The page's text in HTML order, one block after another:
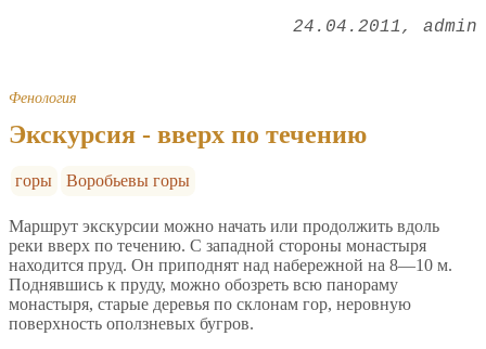
24.04.2011 admin
Фенология
Экскурсия - вверх по течению
горы Воробьевы горы
Маршрут экскурсии можно начать или продолжить вдоль
реки вверх по течению. С западной стороны монастыря
находится пруд. Он приподнят над набережной на 8—10 м.
Поднявшись к пруду, можно обозреть всю панораму
монастыря, старые деревья по склонам гор, неровную
поверхность оползневых бугров.